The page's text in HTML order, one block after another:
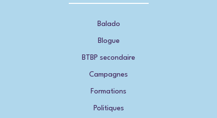
Balado
Blogue
BTBP secondaire
Campagnes
Formations
Politiques